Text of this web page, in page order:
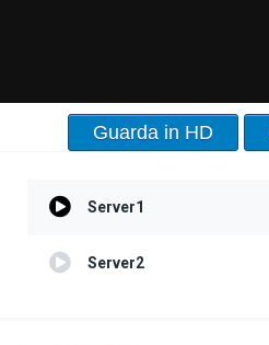
Guarda in HD
Server1
Server2